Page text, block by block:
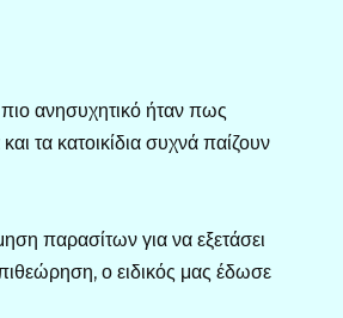
πιο ανησυχητικό ήταν πως
τα κατοικίδια συχνά παίζουν
παρασίτων για να εξετάσει
ο ειδικός μας έδωσε